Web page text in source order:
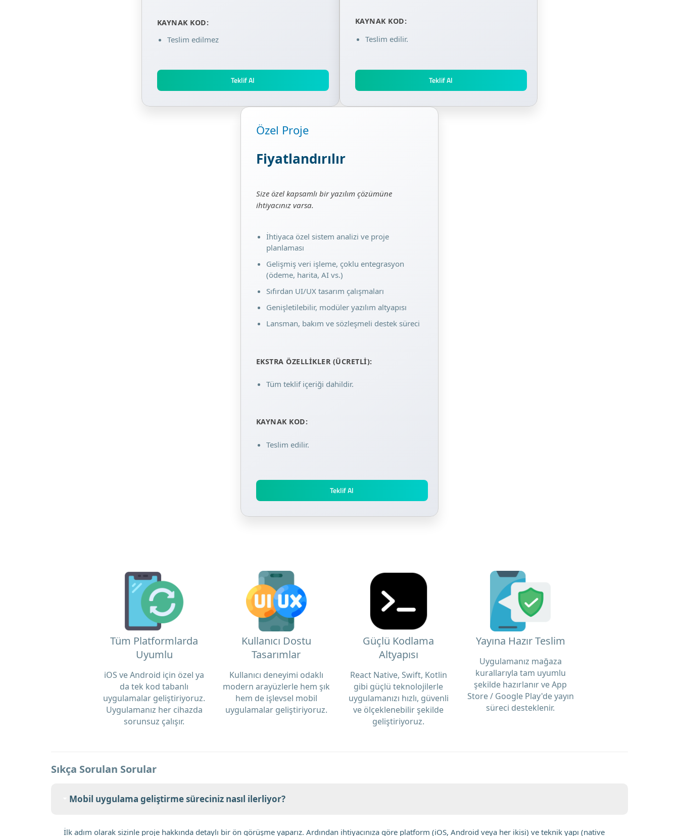
KAYNAK KOD:
Teslim edilmez
Teklif Al
KAYNAK KOD:
Teslim edilir.
Teklif Al
Özel Proje
Fiyatlandırılır
Size özel kapsamlı bir yazılım çözümüne
ihtiyacınız varsa.
İhtiyaca özel sistem analizi ve proje
planlaması
Gelişmiş veri işleme, çoklu entegrasyon
(ödeme, harita, AI vs.)
Sıfırdan UI/UX tasarım çalışmaları
Genişletilebilir, modüler yazılım altyapısı
Lansman, bakım ve sözleşmeli destek süreci
EKSTRA ÖZELLIKLER (ÜCRETLI):
Tüm teklif içeriği dahildir.
KAYNAK KOD:
Teslim edilir.
Teklif Al
Tüm Platformlarda
Uyumlu
iOS ve Android için özel ya
da tek kod tabanlı
uygulamalar geliştiriyoruz.
Uygulamanız her cihazda
sorunsuz çalışır.
Kullanıcı Dostu
Tasarımlar
Kullanıcı deneyimi odaklı
modern arayüzlerle hem şık
hem de işlevsel mobil
uygulamalar geliştiriyoruz.
Güçlü Kodlama
Altyapısı
React Native, Swift, Kotlin
gibi güçlü teknolojilerle
uygulamanızı hızlı, güvenli
ve ölçeklenebilir şekilde
geliştiriyoruz.
Yayına Hazır Teslim
Uygulamanız mağaza
kurallarıyla tam uyumlu
şekilde hazırlanır ve App
Store / Google Play'de yayın
süreci desteklenir.
Sıkça Sorulan Sorular
Mobil uygulama geliştirme süreciniz nasıl ilerliyor?
İlk adım olarak sizinle proje hakkında detaylı bir ön görüşme yaparız. Ardından ihtiyacınıza göre platform (iOS, Android veya her ikisi) ve teknik yapı (native